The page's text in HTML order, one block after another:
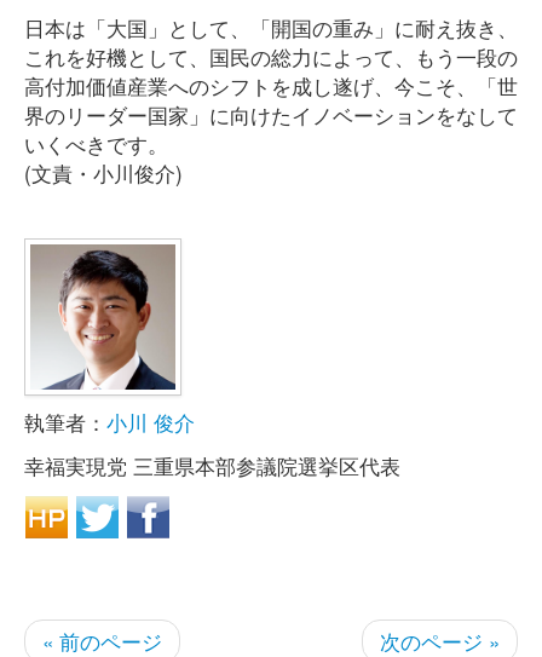
日本は「大国」として、「開国の重み」に耐え抜き、
これを好機として、国民の総力によって、もう一段の
高付加価値産業へのシフトを成し遂げ、今こそ、「世
界のリーダー国家」に向けたイノベーションをなして
いくべきです。
(文責・小川俊介)
執筆者： 小川 俊介
幸福実現党 三重県本部参議院選挙区代表
« 前のページ 次のページ »